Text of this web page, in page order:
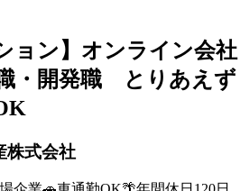
ョン】オンライン会社
・開発職 とりあえず
株式会社